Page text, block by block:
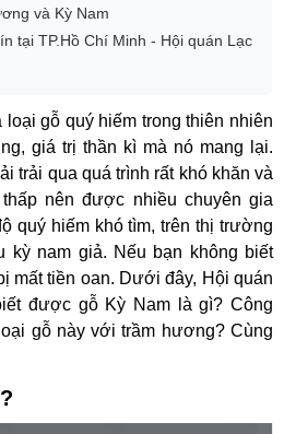
và Kỳ Nam
tại TP.Hồ Chí Minh - Hội quán Lạc
gỗ quý hiếm trong thiên nhiên
giá trị thần kì mà nó mang lại.
trải qua quá trình rất khó khăn và
nên được nhiều chuyên gia
quý hiếm khó tìm, trên thị trường
kỳ nam giả. Nếu bạn không biết
mất tiền oan. Dưới đây, Hội quán
được gỗ Kỳ Nam là gì? Công
gỗ này với trầm hương? Cùng